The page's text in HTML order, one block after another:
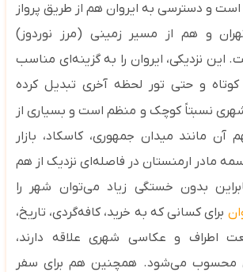
و دسترسی به ایروان هم از طریق پرواز
و هم از مسیر زمینی (مرز نوردوز)
این نزدیکی، ایروان را به گزینه‌ای مناسب
و حتی تور لحظه آخری تبدیل کرده
نسبتاً کوچک و منظم است و بسیاری از
آن مانند میدان جمهوری، کاسکاد، بازار
مادر ارمنستان در فاصله‌ای نزدیک از هم
بدون خستگی زیاد می‌توان شهر را
برای کسانی که به خرید، کافه‌گردی، تاریخ،
اطراف و عکاسی شهری علاقه دارند،
محسوب می‌شود. همچنین هم برای سفر